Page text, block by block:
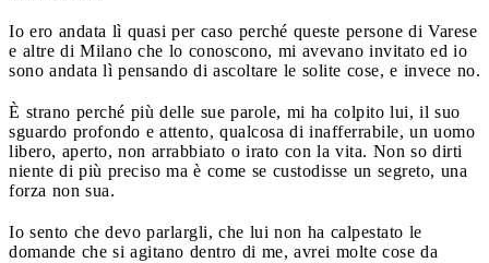
Io ero andata lì quasi per caso perché queste persone di Varese
e altre di Milano che lo conoscono, mi avevano invitato ed io
sono andata lì pensando di ascoltare le solite cose, e invece no.
È strano perché più delle sue parole, mi ha colpito lui, il suo
sguardo profondo e attento, qualcosa di inafferrabile, un uomo
libero, aperto, non arrabbiato o irato con la vita. Non so dirti
niente di più preciso ma è come se custodisse un segreto, una
forza non sua.
Io sento che devo parlargli, che lui non ha calpestato le
domande che si agitano dentro di me, avrei molte cose da